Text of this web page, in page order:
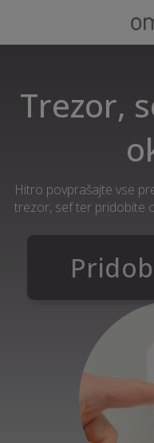
Trezor,
Hitro povprašajte vse
trezor, sef ter pridobite